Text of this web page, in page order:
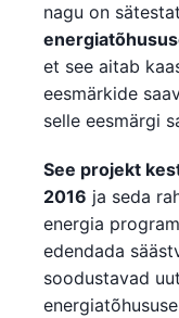
nagu on
et see aitab
eesmärkide
selle eesmärgi
See projekt
2016 ja seda
energia
edendada
soodustavad